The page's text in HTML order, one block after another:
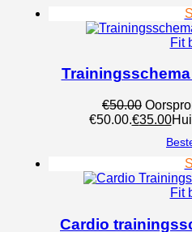
Fit
€50.00
€50.00.€35.00
Fit
Cardio